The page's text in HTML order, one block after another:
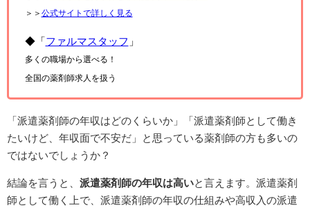
＞＞ 公式サイトで詳しく見る
◆「 ファルマスタッフ 」
多くの職場から選べる！
全国の薬剤師求人を扱う
「派遣薬剤師の年収はどのくらいか」「派遣薬剤師として働き
たいけど、年収面で不安だ」と思っている薬剤師の方も多いの
ではないでしょうか？
結論を言うと、 派遣薬剤師の年収は高いと言えます。派遣薬剤
師として働く上で、派遣薬剤師の年収の仕組みや高収入の派遣